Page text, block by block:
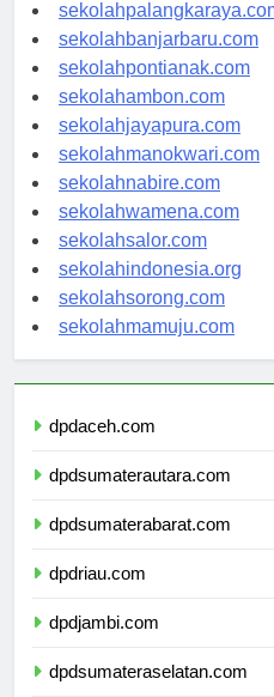
sekolahpalangkaraya.com
sekolahbanjarbaru.com
sekolahpontianak.com
sekolahambon.com
sekolahjayapura.com
sekolahmanokwari.com
sekolahnabire.com
sekolahwamena.com
sekolahsalor.com
sekolahindonesia.org
sekolahsorong.com